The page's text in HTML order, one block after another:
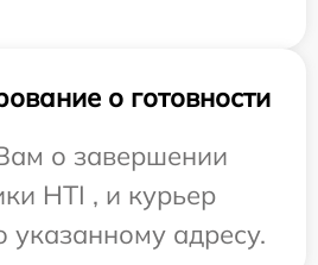
о готовности
о завершении
HTI , и курьер
указанному адресу.